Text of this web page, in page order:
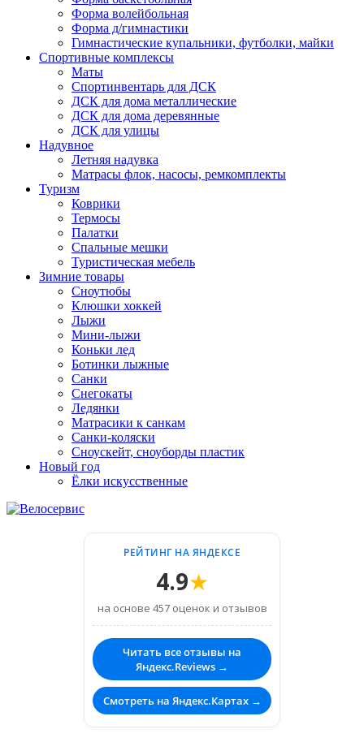
Форма волейбольная
Форма д/гимнастики
Гимнастические купальники, футболки, майки
Спортивные комплексы
Маты
Спортинвентарь для ДСК
ДСК для дома металлические
ДСК для дома деревянные
ДСК для улицы
Надувное
Летняя надувка
Матрасы флок, насосы, ремкомплекты
Туризм
Коврики
Термосы
Палатки
Спальные мешки
Туристическая мебель
Зимние товары
Сноутюбы
Клюшки хоккей
Лыжи
Мини-лыжи
Коньки лед
Ботинки лыжные
Санки
Снегокаты
Ледянки
Матрасики к санкам
Санки-коляски
Сноускейт, сноуборды пластик
Новый год
Ёлки искусственные
РЕЙТИНГ НА ЯНДЕКСЕ
4.9★
на основе 457 оценок и отзывов
Читать все отзывы на
Яндекс.Reviews →
Смотреть на Яндекс.Картах →